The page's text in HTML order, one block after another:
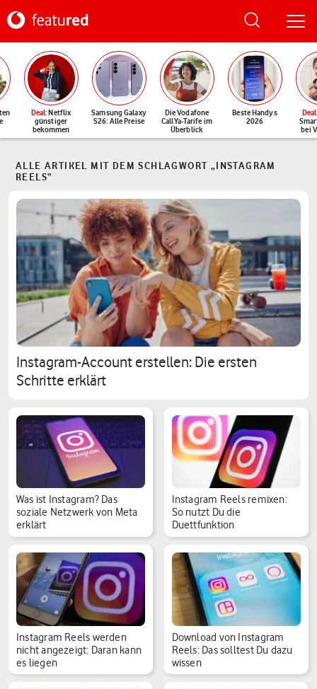
Deal: Netflix
günstiger
bekommen
Samsung Galaxy
S26: Alle Preise
Die Vodafone
CallYa-Tarife im
Überblick
Beste Handys
2026
Deal
bei
ALLE ARTIKEL MIT DEM SCHLAGWORT „INSTAGRAM
REELS“
Instagram-Account erstellen: Die ersten
Schritte erklärt
Was ist Instagram? Das
soziale Netzwerk von Meta
erklärt
Instagram Reels remixen:
So nutzt Du die
Duettfunktion
Instagram Reels werden
nicht angezeigt: Daran kann
es liegen
Download von Instagram
Reels: Das solltest Du dazu
wissen